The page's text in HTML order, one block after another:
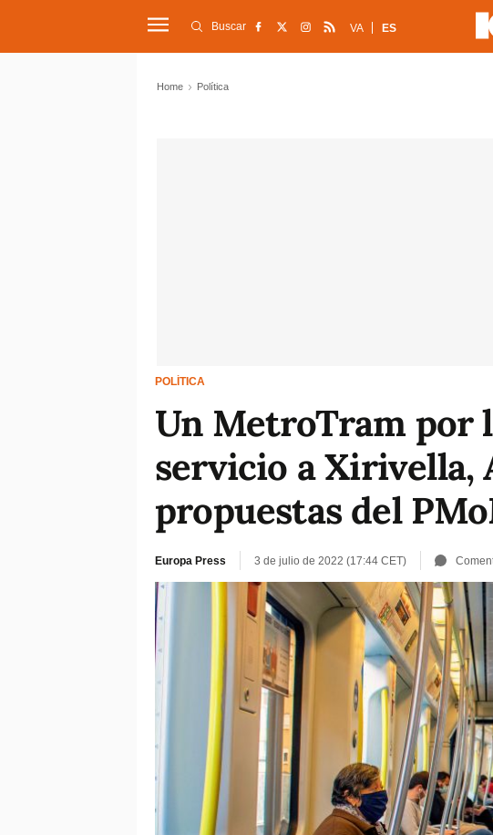
Buscar VA ES
Home Política
POLÍTICA
Un MetroTram por
servicio a Xirivella,
propuestas del
Europa Press 3 de julio de 2022 (17:44 CET)